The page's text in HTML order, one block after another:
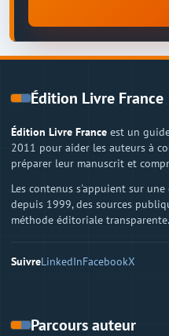
Édition Livre France
Édition Livre France est un
2011 pour aider les auteurs à
préparer leur manuscrit et
Les contenus s'appuient sur
depuis 1999, des sources
méthode éditoriale transparente.
SuivreLinkedInFacebookX
Parcours auteur